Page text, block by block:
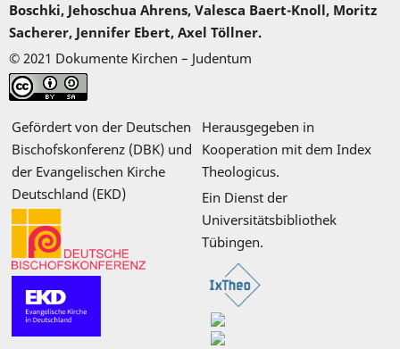
Boschki, Jehoschua Ahrens, Valesca Baert-Knoll, Moritz
Sacherer, Jennifer Ebert, Axel Töllner.
© 2021 Dokumente Kirchen – Judentum
Gefördert von der Deutschen
Bischofskonferenz (DBK) und
der Evangelischen Kirche
Deutschland (EKD)
Herausgegeben in
Kooperation mit dem Index
Theologicus.
Ein Dienst der
Universitätsbibliothek
Tübingen.